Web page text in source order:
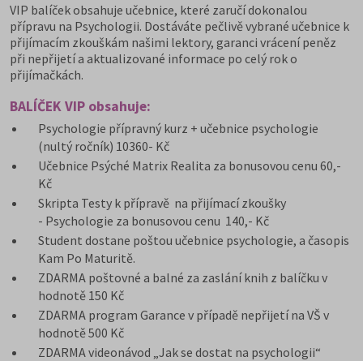
VIP balíček obsahuje učebnice, které zaručí dokonalou
přípravu na Psychologii. Dostáváte pečlivě vybrané učebnice k
přijímacím zkouškám našimi lektory, garanci vrácení peněz
při nepřijetí a aktualizované informace po celý rok o
přijímačkách.
BALÍČEK VIP obsahuje:
Psychologie přípravný kurz + učebnice psychologie
(nultý ročník) 10360- Kč
Učebnice Psýché Matrix Realita za bonusovou cenu 60,-
Kč
Skripta Testy k přípravě na přijímací zkoušky
- Psychologie za bonusovou cenu 140,- Kč
Student dostane poštou učebnice psychologie, a časopis
Kam Po Maturitě.
ZDARMA poštovné a balné za zaslání knih z balíčku v
hodnotě 150 Kč
ZDARMA program Garance v případě nepřijetí na VŠ v
hodnotě 500 Kč
ZDARMA videonávod „Jak se dostat na psychologii“